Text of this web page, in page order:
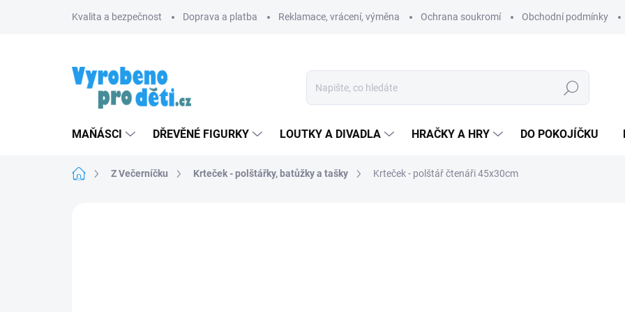
Kvalita a bezpečnost Doprava a platba Reklamace, vrácení, výměna Ochrana soukromí Obchodní podmínky
Hledat
MAŇÁSCI DŘEVĚNÉ FIGURKY LOUTKY A DIVADLA HRAČKY A HRY DO POKOJÍČKU
Domů Z Večerníčku Krteček - polštářky, batůžky a tašky Krteček - polštář čtenáři 45x30cm